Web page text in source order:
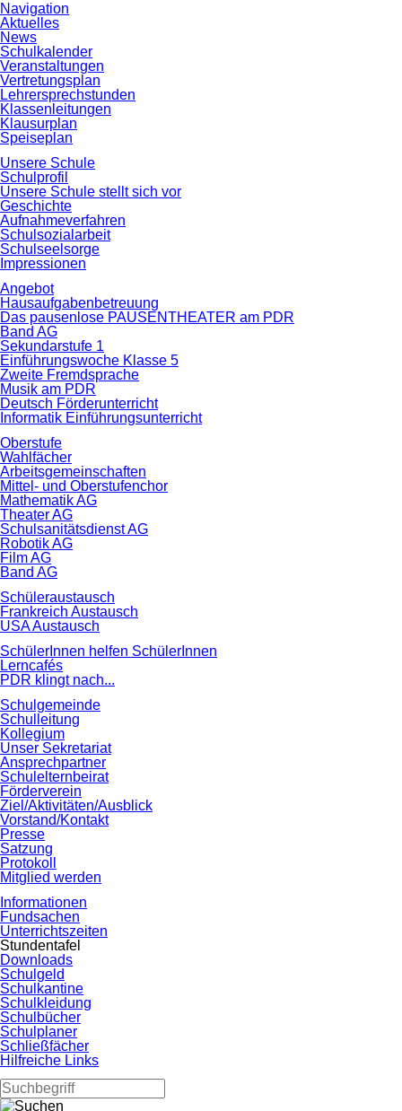
Navigation
Aktuelles
News
Schulkalender
Veranstaltungen
Vertretungsplan
Lehrersprechstunden
Klassenleitungen
Klausurplan
Speiseplan
Unsere Schule
Schulprofil
Unsere Schule stellt sich vor
Geschichte
Aufnahmeverfahren
Schulsozialarbeit
Schulseelsorge
Impressionen
Angebot
Hausaufgabenbetreuung
Das pausenlose PAUSENTHEATER am PDR
Band AG
Sekundarstufe 1
Einführungswoche Klasse 5
Zweite Fremdsprache
Musik am PDR
Deutsch Förderunterricht
Informatik Einführungsunterricht
Oberstufe
Wahlfächer
Arbeitsgemeinschaften
Mittel- und Oberstufenchor
Mathematik AG
Theater AG
Schulsanitätsdienst AG
Robotik AG
Film AG
Band AG
Schüleraustausch
Frankreich Austausch
USA Austausch
SchülerInnen helfen SchülerInnen
Lerncafés
PDR klingt nach...
Schulgemeinde
Schulleitung
Kollegium
Unser Sekretariat
Ansprechpartner
Schulelternbeirat
Förderverein
Ziel/Aktivitäten/Ausblick
Vorstand/Kontakt
Presse
Satzung
Protokoll
Mitglied werden
Informationen
Fundsachen
Unterrichtszeiten
Stundentafel
Downloads
Schulgeld
Schulkantine
Schulkleidung
Schulbücher
Schulplaner
Schließfächer
Hilfreiche Links